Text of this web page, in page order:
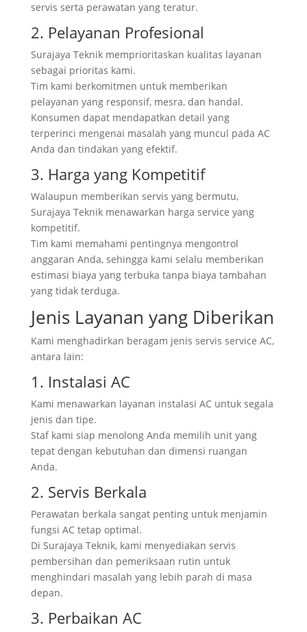
servis serta perawatan yang teratur.
2. Pelayanan Profesional
Surajaya Teknik memprioritaskan kualitas layanan
sebagai prioritas kami.
Tim kami berkomitmen untuk memberikan
pelayanan yang responsif, mesra, dan handal.
Konsumen dapat mendapatkan detail yang
terperinci mengenai masalah yang muncul pada AC
Anda dan tindakan yang efektif.
3. Harga yang Kompetitif
Walaupun memberikan servis yang bermutu,
Surajaya Teknik menawarkan harga service yang
kompetitif.
Tim kami memahami pentingnya mengontrol
anggaran Anda, sehingga kami selalu memberikan
estimasi biaya yang terbuka tanpa biaya tambahan
yang tidak terduga.
Jenis Layanan yang Diberikan
Kami menghadirkan beragam jenis servis service AC,
antara lain:
1. Instalasi AC
Kami menawarkan layanan instalasi AC untuk segala
jenis dan tipe.
Staf kami siap menolong Anda memilih unit yang
tepat dengan kebutuhan dan dimensi ruangan
Anda.
2. Servis Berkala
Perawatan berkala sangat penting untuk menjamin
fungsi AC tetap optimal.
Di Surajaya Teknik, kami menyediakan servis
pembersihan dan pemeriksaan rutin untuk
menghindari masalah yang lebih parah di masa
depan.
3. Perbaikan AC